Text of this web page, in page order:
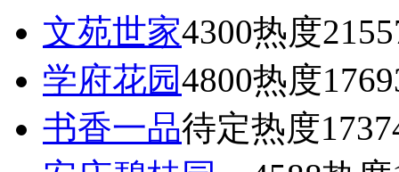
文苑世家4300热度
学府花园4800热度
书香一品待定热度